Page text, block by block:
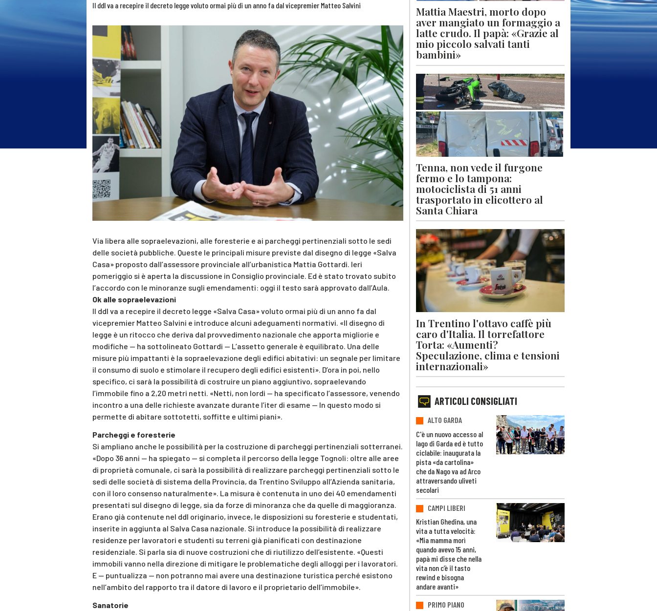
Il ddl va a recepire il decreto legge voluto ormai più di un anno fa dal vicepremier Matteo Salvini
Via libera alle sopraelevazioni, alle foresterie e ai parcheggi pertinenziali sotto le sedi
delle società pubbliche. Queste le principali misure previste dal disegno di legge «Salva
Casa» proposto dall’assessore provinciale all’urbanistica Mattia Gottardi. Ieri
pomeriggio si è aperta la discussione in Consiglio provinciale. Ed è stato trovato subito
l’accordo con le minoranze sugli emendamenti: oggi il testo sarà approvato dall’Aula.
Ok alle sopraelevazioni
Il ddl va a recepire il decreto legge «Salva Casa» voluto ormai più di un anno fa dal
vicepremier Matteo Salvini e introduce alcuni adeguamenti normativi. «Il disegno di
legge è un ritocco che deriva dal provvedimento nazionale che apporta migliorie e
modifiche — ha sottolineato Gottardi — L’assetto generale è equilibrato. Una delle
misure più impattanti è la sopraelevazione degli edifici abitativi: un segnale per limitare
il consumo di suolo e stimolare il recupero degli edifici esistenti». D’ora in poi, nello
specifico, ci sarà la possibilità di costruire un piano aggiuntivo, sopraelevando
l’immobile fino a 2,20 metri netti. «Netti, non lordi — ha specificato l’assessore, venendo
incontro a una delle richieste avanzate durante l’iter di esame — In questo modo si
permette di abitare sottotetti, soffitte e ultimi piani».
Parcheggi e foresterie
Si ampliano anche le possibilità per la costruzione di parcheggi pertinenziali sotterranei.
«Dopo 36 anni — ha spiegato — si completa il percorso della legge Tognoli: oltre alle aree
di proprietà comunale, ci sarà la possibilità di realizzare parcheggi pertinenziali sotto le
sedi delle società di sistema della Provincia, da Trentino Sviluppo all’Azienda sanitaria,
con il loro consenso naturalmente». La misura è contenuta in uno dei 40 emendamenti
presentati sul disegno di legge, sia da forze di minoranza che da quelle di maggioranza.
Erano già contenute nel ddl originario, invece, le disposizioni su foresterie e studentati,
inserite in aggiunta al Salva Casa nazionale. Si introduce la possibilità di realizzare
residenze per lavoratori e studenti su terreni già pianificati con destinazione
residenziale. Si parla sia di nuove costruzioni che di riutilizzo dell’esistente. «Questi
immobili vanno nella direzione di mitigare le problematiche degli alloggi per i lavoratori.
E — puntualizza — non potranno mai avere una destinazione turistica perché esistono
nell’ambito del rapporto tra il datore di lavoro e il proprietario dell’immobile».
Sanatorie
Mattia Maestri, morto dopo
aver mangiato un formaggio a
latte crudo. Il papà: «Grazie al
mio piccolo salvati tanti
bambini»
Tenna, non vede il furgone
fermo e lo tampona:
motociclista di 51 anni
trasportato in elicottero al
Santa Chiara
In Trentino l'ottavo caffè più
caro d'Italia. Il torrefattore
Torta: «Aumenti?
Speculazione, clima e tensioni
internazionali»
ARTICOLI CONSIGLIATI
ALTO GARDA
C'è un nuovo accesso al
lago di Garda ed è tutto
ciclabile: inaugurata la
pista «da cartolina»
che da Nago va ad Arco
attraversando uliveti
secolari
CAMPI LIBERI
Kristian Ghedina, una
vita a tutta velocità:
«Mia mamma morì
quando avevo 15 anni,
papà mi disse che nella
vita non c’è il tasto
rewind e bisogna
andare avanti»
PRIMO PIANO